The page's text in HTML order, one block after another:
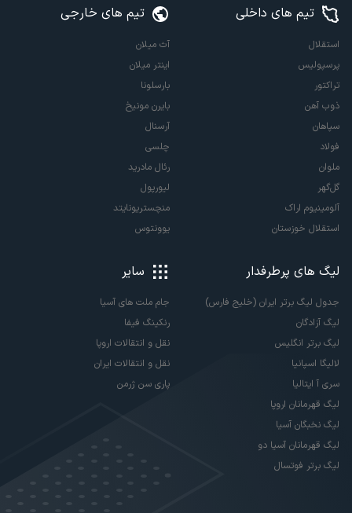
تیم های داخلی
استقلال
پرسپولیس
تراکتور
ذوب آهن
سپاهان
فولاد
ملوان
گل‌گهر
آلومینیوم اراک
استقلال خوزستان
تیم های خارجی
آث میلان
اینتر میلان
بارسلونا
بایرن مونیخ
آرسنال
چلسی
رئال مادرید
لیورپول
منچستریونایتد
یوونتوس
لیگ های پرطرفدار
جدول لیگ برتر ایران (خلیج فارس)
لیگ آزادگان
لیگ برتر انگلیس
لالیگا اسپانیا
سری آ ایتالیا
لیگ قهرمانان اروپا
لیگ نخبگان آسیا
لیگ قهرمانان آسیا دو
لیگ برتر فوتسال
سایر
جام ملت های آسیا
رنکینگ فیفا
نقل و انتقالات اروپا
نقل و انتقالات ایران
پاری سن ژرمن